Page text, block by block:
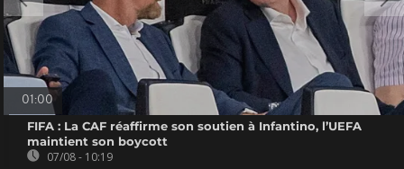
01:00
FIFA : La CAF réaffirme son soutien à Infantino, l’UEFA
maintient son boycott
07/08 - 10:19